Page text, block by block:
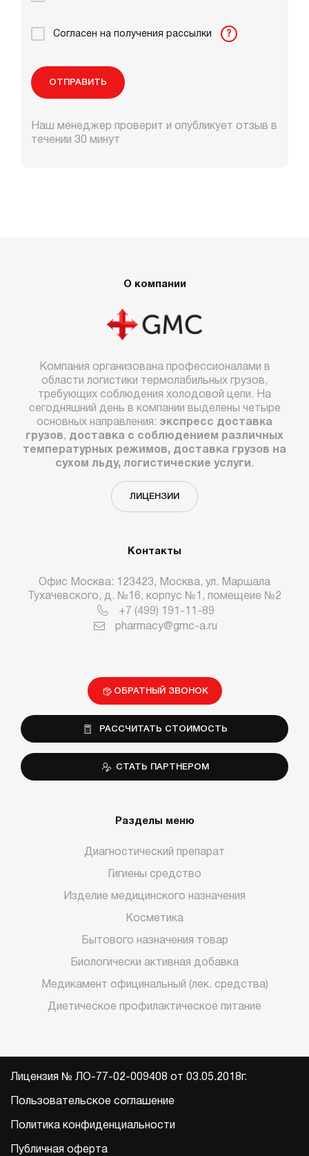
Согласен на получения рассылки ?
ОТПРАВИТЬ
Наш менеджер проверит и опубликует отзыв в
течении 30 минут
О компании
Компания организована профессионалами в
области логистики термолабильных грузов,
требующих соблюдения холодовой цепи. На
сегодняшний день в компании выделены четыре
основных направления: экспресс доставка
грузов, доставка с соблюдением различных
температурных режимов, доставка грузов на
сухом льду, логистические услуги .
ЛИЦЕНЗИИ
Контакты
Офис Москва: 123423, Москва, ул. Маршала
Тухачевского, д. №16, корпус №1, помещеие №2
+7 (499) 191-11-89
pharmacy@gmc-a.ru
ОБРАТНЫЙ ЗВОНОК
РАССЧИТАТЬ СТОИМОСТЬ
СТАТЬ ПАРТНЕРОМ
Разделы меню
Диагностический препарат
Гигиены средство
Изделие медицинского назначения
Косметика
Бытового назначения товар
Биологически активная добавка
Медикамент официнальный (лек. средства)
Диетическое профилактическое питание
Лицензия № ЛО-77-02-009408 от 03.05.2018г.
Пользовательское соглашение
Политика конфиденциальности
Публичная оферта